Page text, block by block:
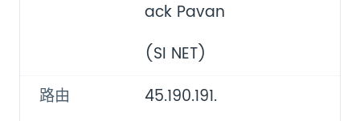
ack Pavan
(SI NET)
路由
45.190.191.